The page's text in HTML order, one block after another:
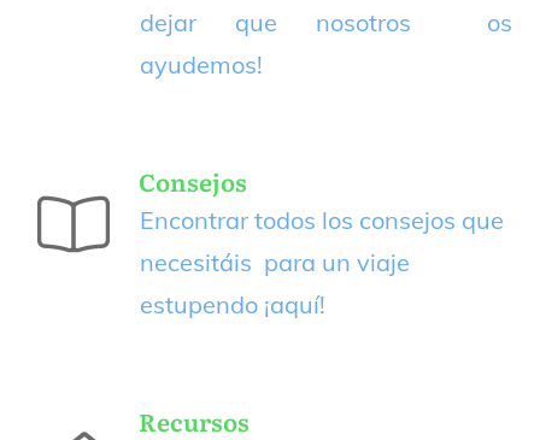
dejar que nosotros os
ayudemos!
Consejos
Encontrar todos los consejos que
necesitáis para un viaje
estupendo ¡aquí!
Recursos